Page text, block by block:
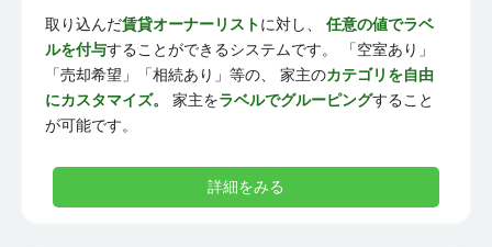
取り込んだ賃貸オーナーリストに対し、 任意の値でラベ
ルを付与することができるシステムです。 「空室あり」
「売却希望」「相続あり」等の、 家主のカテゴリを自由
にカスタマイズ。
家主をラベルでグルーピングすること
が可能です。
詳細をみる